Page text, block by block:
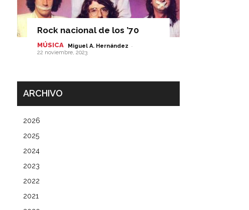
Rock nacional de los ’70
MÚSICA Miguel A. Hernández -
22 noviembre, 2023
ARCHIVO
2026
2025
2024
2023
2022
2021